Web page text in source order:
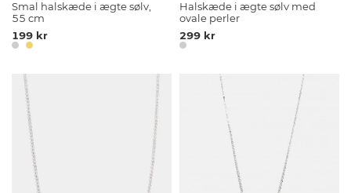
Smal halskæde i ægte sølv,
55 cm
199 kr
Halskæde i ægte sølv med
ovale perler
299 kr